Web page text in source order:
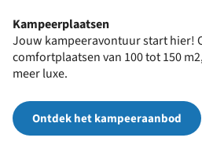
Kampeerplaatsen
Jouw kampeeravontuur start hier!
comfortplaatsen van 100 tot 150
meer luxe.
Ontdek het kampeeraanbod